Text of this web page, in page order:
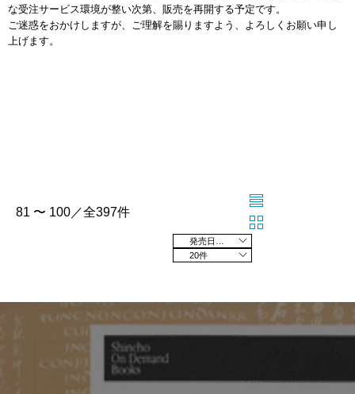
な受注サービス環境が整い次第、販売を再開する予定です。
ご迷惑をおかけしますが、ご理解を賜りますよう、よろしくお願い申し
上げます。
81 〜 100／全397件
20件